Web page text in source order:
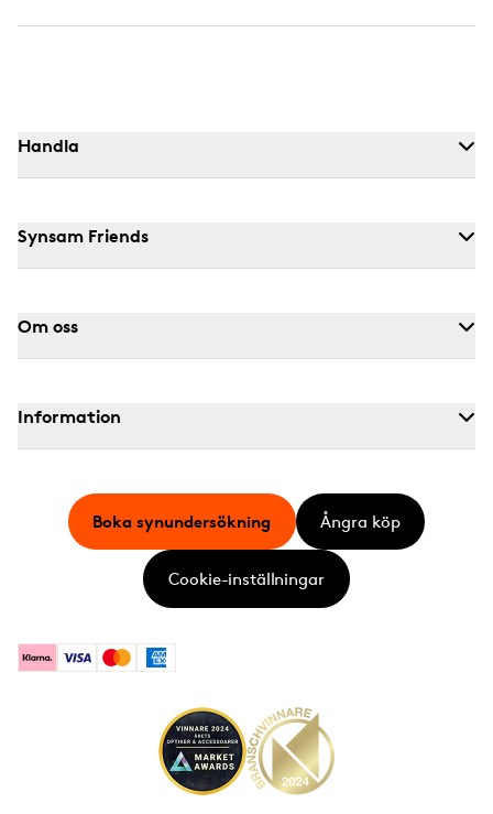
Handla
Synsam Friends
Om oss
Information
KlarnaVisa MastercardAmerican Express
Boka synundersökning Ångra köp
Cookie-inställningar